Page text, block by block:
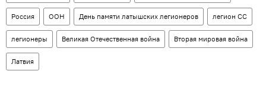
Россия ООН День памяти латышских легионеров легион СС
легионеры Великая Отечественная война Вторая мировая война
Латвия